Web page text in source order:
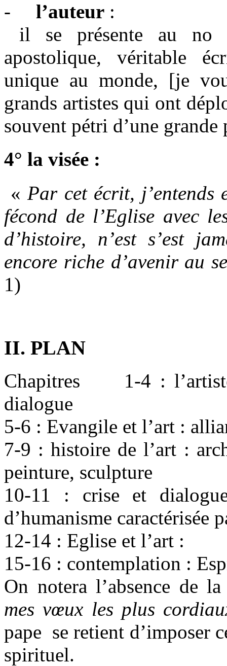
-
l’auteur :
il se présente au no
apostolique, véritable
unique au monde, [je
grands artistes qui ont
souvent pétri d’une
4° la visée :
« Par cet écrit, j’entends
fécond de l’Eglise avec
d’histoire, n’est s’est
encore riche d’avenir au
1)
II. PLAN
Chapitres 1-4 :
dialogue
5-6 : Evangile et l’art :
7-9 : histoire de l’art :
peinture, sculpture
10-11 : crise et
d’humanisme caractérisée
12-14 : Eglise et l’art :
15-16 : contemplation :
On notera l’absence de
mes vœux les plus
pape se retient d’imposer
spirituel.